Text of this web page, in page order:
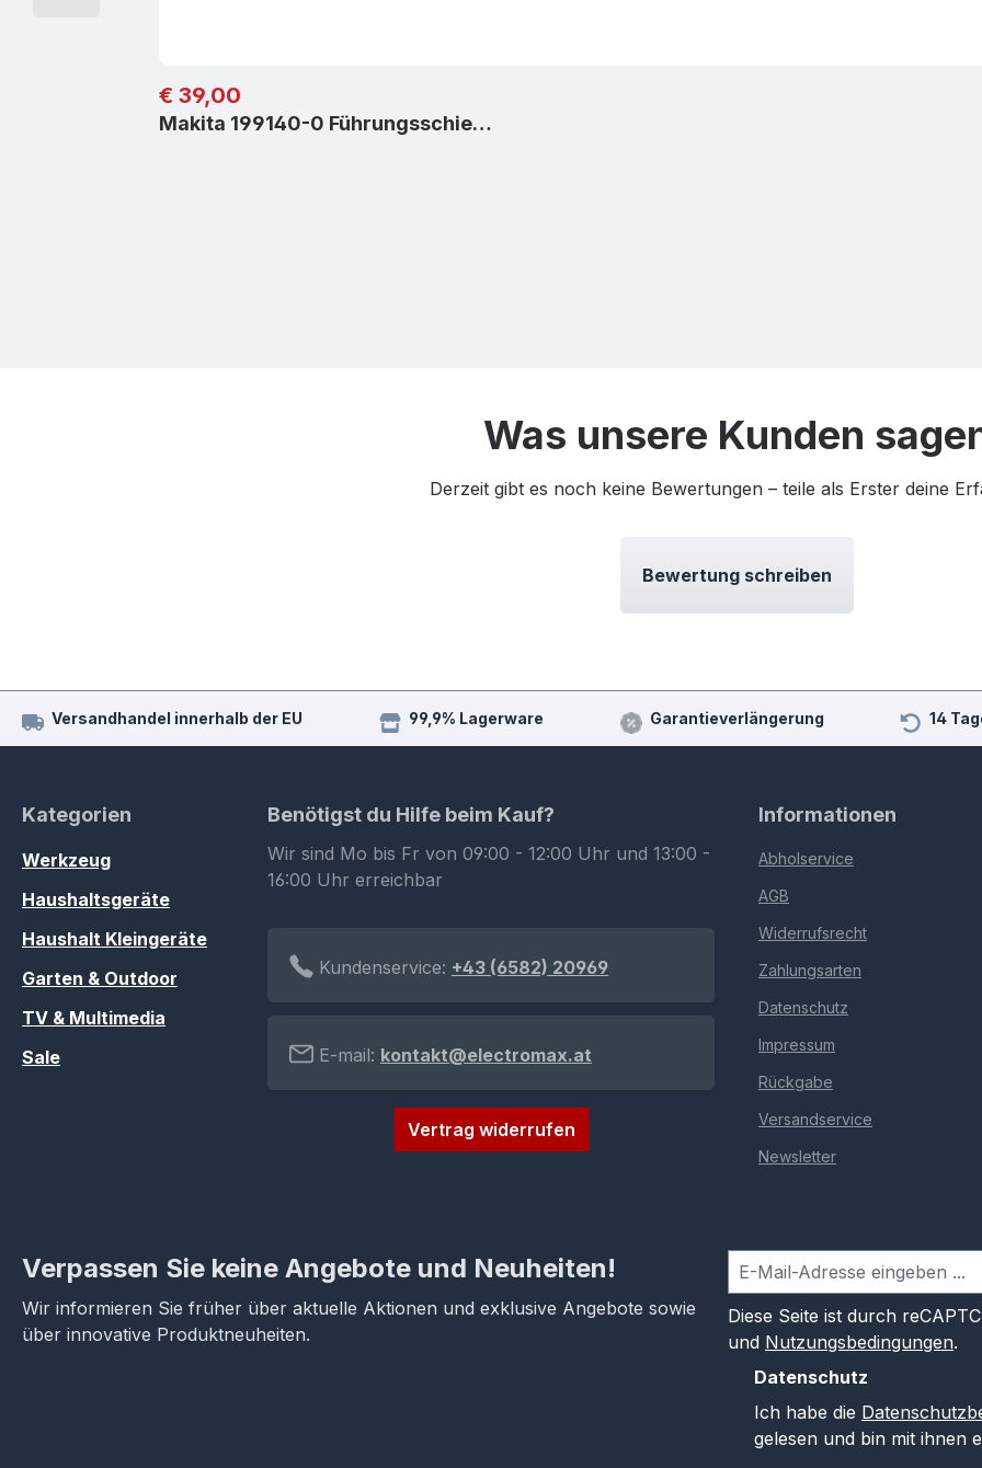
Regulärer Preis:
€ 39,00
Makita 199140-0 Führungsschie…
Was unsere Kunden
Derzeit gibt es noch keine Bewertungen – teile als Erster deine
Bewertung schreiben
Versandhandel innerhalb der EU 99,9% Lagerware Garantieverlängerung 14
Kategorien
Werkzeug
Haushaltsgeräte
Haushalt Kleingeräte
Garten & Outdoor
TV & Multimedia
Sale
Benötigst du Hilfe beim Kauf?
Wir sind Mo bis Fr von 09:00 - 12:00 Uhr und 13:00 -
16:00 Uhr erreichbar
Kundenservice: +43 (6582) 20969
E-mail: kontakt@electromax.at
Vertrag widerrufen
Informationen
Abholservice
AGB
Widerrufsrecht
Zahlungsarten
Datenschutz
Impressum
Rückgabe
Versandservice
Newsletter
Verpassen Sie keine Angebote und Neuheiten!
Wir informieren Sie früher über aktuelle Aktionen und exklusive Angebote sowie
über innovative Produktneuheiten.
Diese Seite ist durch
und Nutzungsbedingungen.
Datenschutz
Ich habe die
gelesen und bin mit ihnen